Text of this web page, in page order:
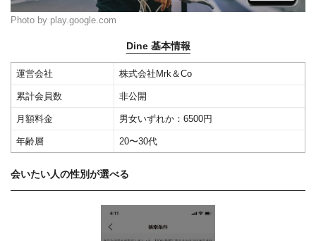
Photo by play.google.com
Dine 基本情報
運営会社 株式会社Mrk＆Co
累計会員数 非公開
月額料金 男女いずれか：6500円
年齢層 20〜30代
会いたい人の性別が選べる